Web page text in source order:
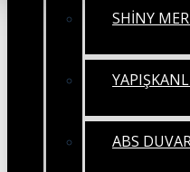
SHİNY
ABS